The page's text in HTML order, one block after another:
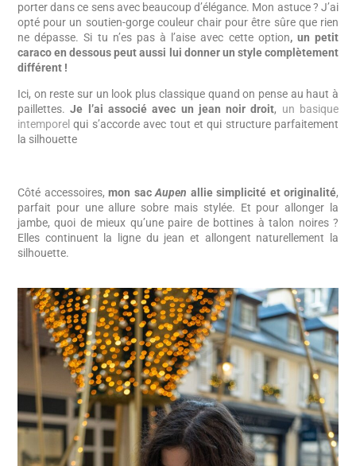
porter dans ce sens avec beaucoup d’élégance. Mon astuce ? J’ai
opté pour un soutien-gorge couleur chair pour être sûre que rien
ne dépasse. Si tu n’es pas à l’aise avec cette option, un petit
caraco en dessous peut aussi lui donner un style complètement
différent !
Ici, on reste sur un look plus classique quand on pense au haut à
paillettes.Je l’ai associé avec un jean noir droit, un basique
intemporel qui s’accorde avec tout et qui structure parfaitement
la silhouette
Côté accessoires, mon sacAupen allie simplicité et originalité,
parfait pour une allure sobre mais stylée. Et pour allonger la
jambe, quoi de mieux qu’une paire de bottines à talon noires ?
Elles continuent la ligne du jean et allongent naturellement la
silhouette.